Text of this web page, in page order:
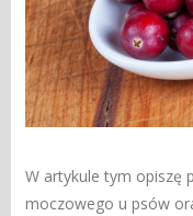
W artykule tym opiszę
moczowego u psów